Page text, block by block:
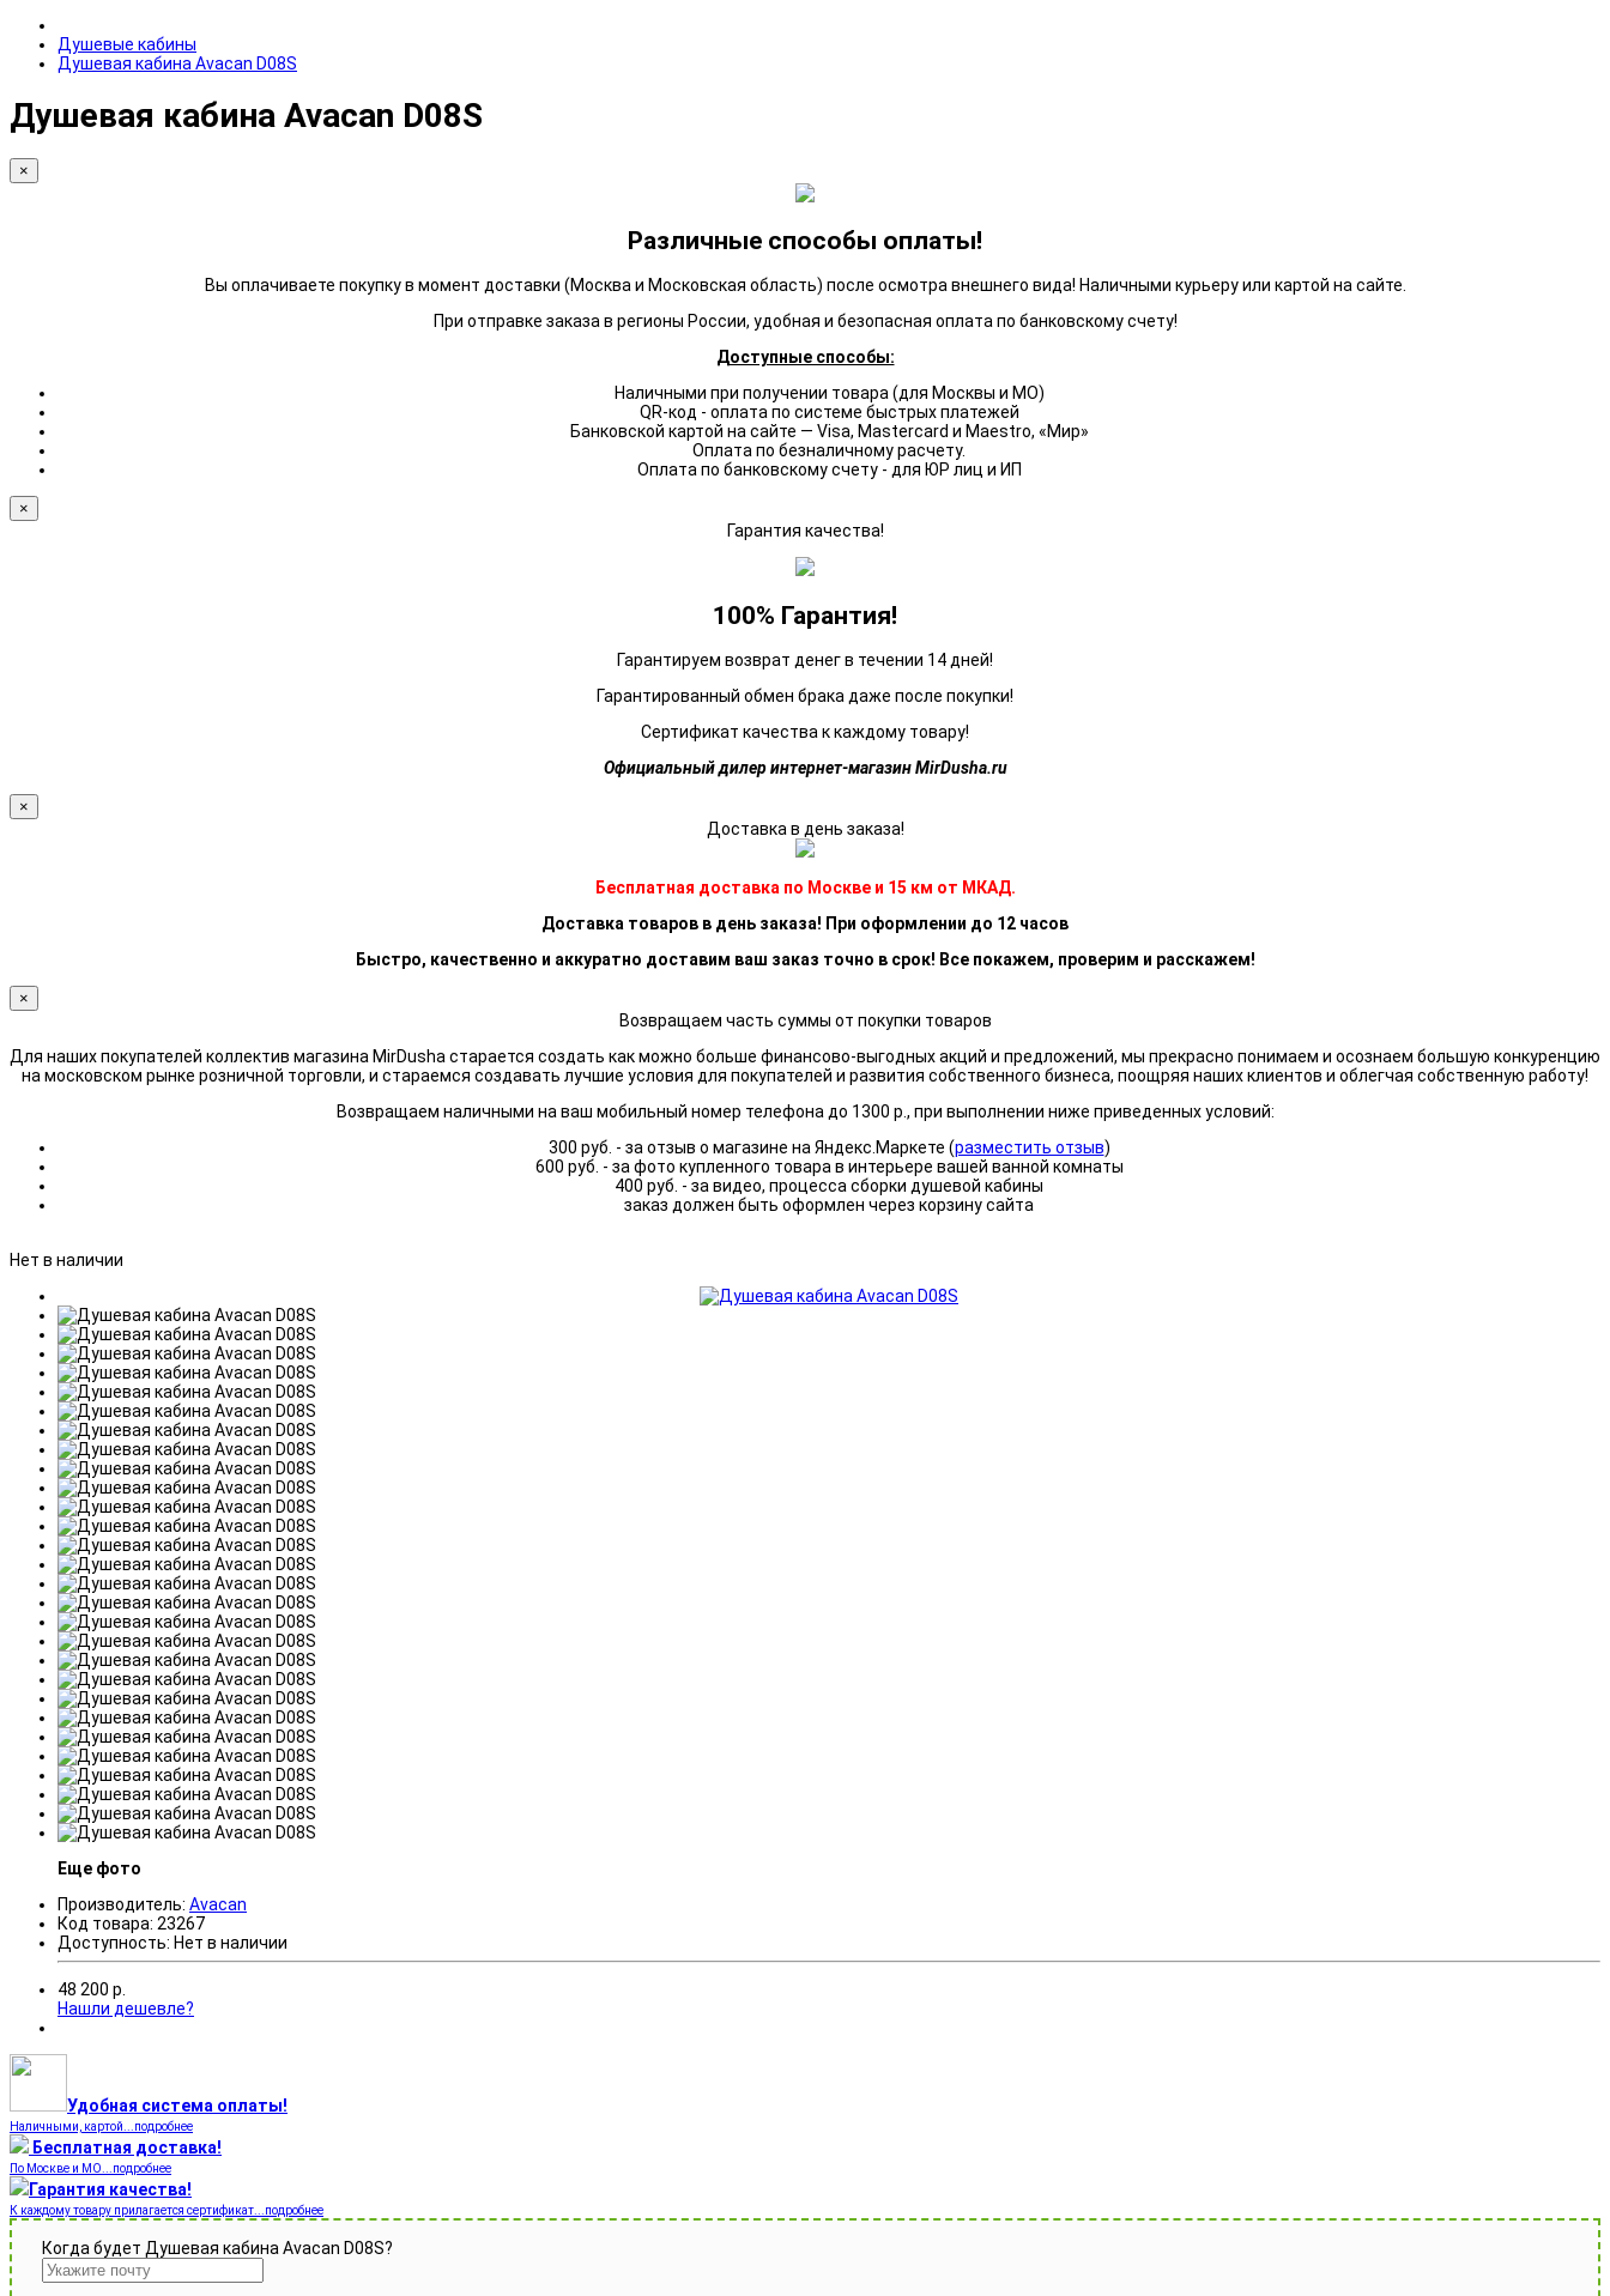
Душевые кабины
Душевая кабина Avacan D08S
Душевая кабина Avacan D08S
×
Различные способы оплаты!
Вы оплачиваете покупку в момент доставки (Москва и Московская область) после осмотра внешнего вида! Наличными курьеру или картой на сайте.
При отправке заказа в регионы России, удобная и безопасная оплата по банковскому счету!
Доступные способы:
Наличными при получении товара (для Москвы и МО)
QR-код - оплата по системе быстрых платежей
Банковской картой на сайте — Visa, Mastercard и Maestro, «Мир»
Оплата по безналичному расчету.
Оплата по банковскому счету - для ЮР лиц и ИП
×
Гарантия качества!
100% Гарантия!
Гарантируем возврат денег в течении 14 дней!
Гарантированный обмен брака даже после покупки!
Сертификат качества к каждому товару!
Официальный дилер интернет-магазин MirDusha.ru
×
Доставка в день заказа!
Бесплатная доставка по Москве и 15 км от МКАД.
Доставка товаров в день заказа! При оформлении до 12 часов
Быстро, качественно и аккуратно доставим ваш заказ точно в срок! Все покажем, проверим и расскажем!
×
Возвращаем часть суммы от покупки товаров
Для наших покупателей коллектив магазина MirDusha старается создать как можно больше финансово-выгодных акций и предложений, мы прекрасно понимаем и осознаем большую конкуренцию
на московском рынке розничной торговли, и стараемся создавать лучшие условия для покупателей и развития собственного бизнеса, поощряя наших клиентов и облегчая собственную работу!
Возвращаем наличными на ваш мобильный номер телефона до 1300 р., при выполнении ниже приведенных условий:
300 руб. - за отзыв о магазине на Яндекс.Маркете (разместить отзыв)
600 руб. - за фото купленного товара в интерьере вашей ванной комнаты
400 руб. - за видео, процесса сборки душевой кабины
заказ должен быть оформлен через корзину сайта
Нет в наличии
Еще фото
Производитель: Avacan
Код товара: 23267
Доступность: Нет в наличии
48 200 р.
Нашли дешевле?
Удобная система оплаты!
Наличными, картой...подробнее
Бесплатная доставка!
По Москве и МО...подробнее
Гарантия качества!
К каждому товару прилагается сертификат...подробнее
Когда будет Душевая кабина Avacan D08S?